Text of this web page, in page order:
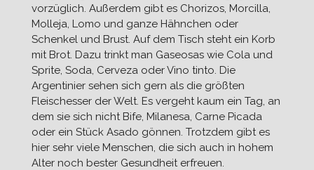
vorzüglich. Außerdem gibt es Chorizos, Morcilla,
Molleja, Lomo und ganze Hähnchen oder
Schenkel und Brust. Auf dem Tisch steht ein Korb
mit Brot. Dazu trinkt man Gaseosas wie Cola und
Sprite, Soda, Cerveza oder Vino tinto. Die
Argentinier sehen sich gern als die größten
Fleischesser der Welt. Es vergeht kaum ein Tag, an
dem sie sich nicht Bife, Milanesa, Carne Picada
oder ein Stück Asado gönnen. Trotzdem gibt es
hier sehr viele Menschen, die sich auch in hohem
Alter noch bester Gesundheit erfreuen.